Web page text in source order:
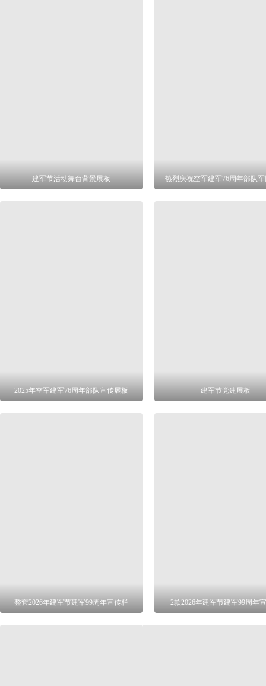
建军节活动舞台背景展板 热烈庆祝空军建军76周年部队
2025年空军建军76周年部队宣传展板 建军节党建展板
整套2026年建军节建军99周年宣传栏 2款2026年建军节建军99周年